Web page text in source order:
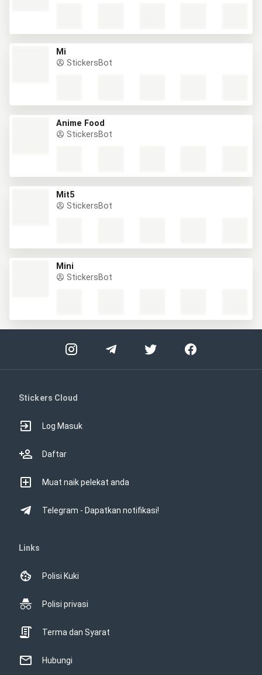
Mi
StickersBot
Anime Food
StickersBot
Mit5
StickersBot
Mini
StickersBot
Stickers Cloud
Log Masuk
Daftar
Muat naik pelekat anda
Telegram - Dapatkan notifikasi!
Links
Polisi Kuki
Polisi privasi
Terma dan Syarat
Hubungi